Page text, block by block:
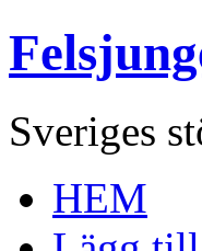
Sveriges
HEM